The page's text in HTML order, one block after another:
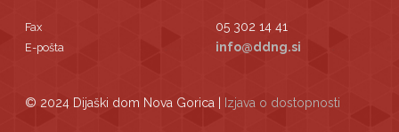
Fax 05 302 14 41
E-pošta info@ddng.si
© 2024 Dijaški dom Nova Gorica | Izjava o dostopnosti